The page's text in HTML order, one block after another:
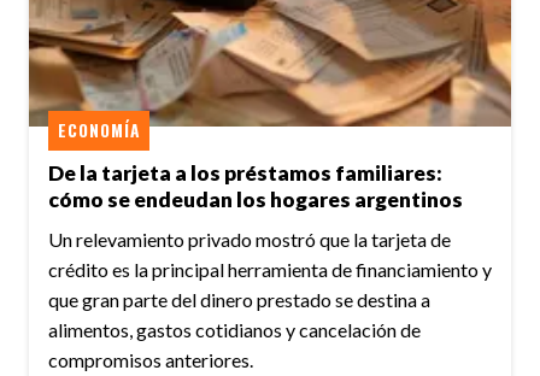
De la tarjeta a los préstamos familiares:
cómo se endeudan los hogares argentinos
ECONOMÍA
Un relevamiento privado mostró que la tarjeta de
crédito es la principal herramienta de financiamiento y
que gran parte del dinero prestado se destina a
alimentos, gastos cotidianos y cancelación de
compromisos anteriores.